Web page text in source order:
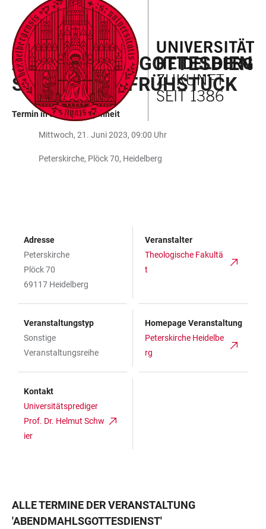
LINKS
ZUR
BARRIEREFREIHEIT
ZUM
HAUPTINHALT
HAUPTNAVIGATION
ÖFFNEN
WEBSEITENSUCHE
ÖFFNEN
ABENDMAHLSGOTTESDIEN
ST, ANSCHL. FRÜHSTÜCK
Termin in der Vergangenheit
Mittwoch, 21. Juni 2023, 09:00 Uhr
Peterskirche, Plöck 70, Heidelberg
Adresse
Peterskirche
Plöck 70
69117 Heidelberg
Veranstalter
Theologische Fakultä
t
Veranstaltungstyp
Sonstige
Veranstaltungsreihe
Homepage Veranstaltung
Peterskirche Heidelbe
rg
Kontakt
Universitätsprediger
Prof. Dr. Helmut Schw
ier
ALLE TERMINE DER VERANSTALTUNG
'ABENDMAHLSGOTTESDIENST'